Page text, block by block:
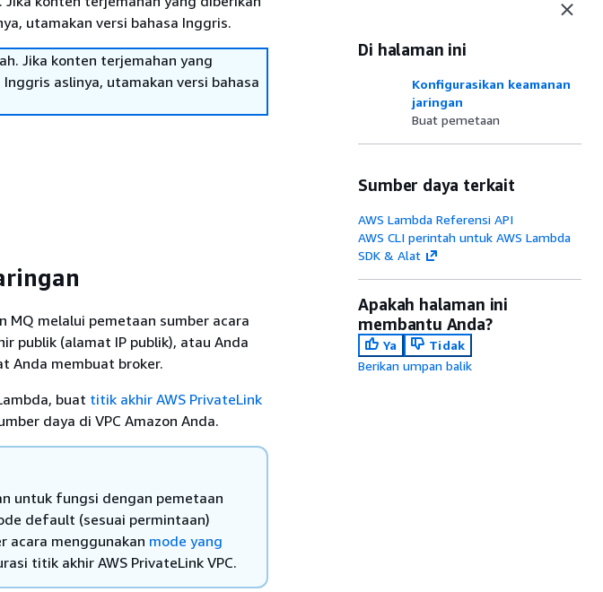
utamakan versi bahasa Inggris.
Jika konten terjemahan yang
aslinya, utamakan versi bahasa
MQ melalui pemetaan sumber acara
publik (alamat IP publik), atau Anda
Anda membuat broker.
buat titik akhir AWS PrivateLink
daya di VPC Amazon Anda.
untuk fungsi dengan pemetaan
default (sesuai permintaan)
acara menggunakan mode yang
titik akhir AWS PrivateLink VPC.
Di halaman ini
Konfigurasikan keamanan
jaringan
Buat pemetaan
Sumber daya terkait
AWS Lambda Referensi API
AWS CLI perintah untuk AWS Lambda
SDK & Alat
Apakah halaman ini
membantu Anda?
Ya
Tidak
Berikan umpan balik